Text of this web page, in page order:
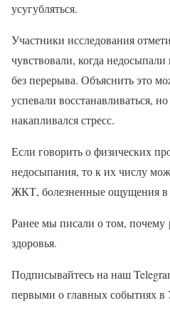
усугубляться.
Участники исследования
чувствовали, когда
без перерыва. Объяснить это
успевали восстанавливаться,
накапливался стресс.
Если говорить о физических
недосыпания, то к их числу
ЖКТ, болезненные ощущения в
Ранее мы писали о том, почему
здоровья.
Подписывайтесь на наш
первыми о главных событиях в